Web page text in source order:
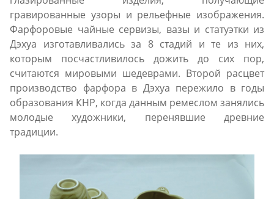
гравированные узоры и рельефные изображения.
Фарфоровые чайные сервизы, вазы и статуэтки из
Дэхуа изготавливались за 8 стадий и те из них,
которым посчастливилось дожить до сих пор,
считаются мировыми шедеврами. Второй расцвет
производство фарфора в Дэхуа пережило в годы
образования КНР, когда данным ремеслом занялись
молодые художники, перенявшие древние
традиции.